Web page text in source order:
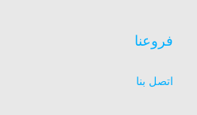
فروعنا
اتصل بنا